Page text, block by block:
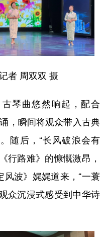
者 周双双 摄
琴曲悠然响起，配合
，瞬间将观众带入古典
随后，“长风破浪会有
行路难》的慷慨激昂，
波》娓娓道来，“一蓑
众沉浸式感受到中华诗